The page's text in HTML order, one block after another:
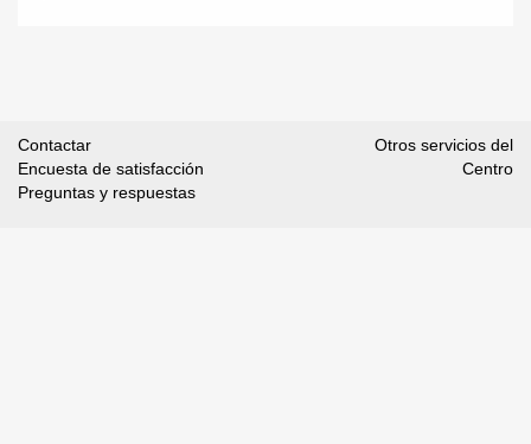
Contactar
Encuesta de satisfacción
Preguntas y respuestas
Otros servicios del
Centro